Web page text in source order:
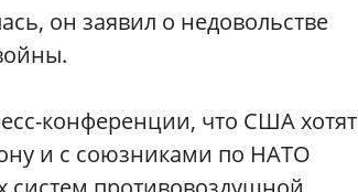
он заявил о недовольстве
конференции, что США хотят
и с союзниками по НАТО